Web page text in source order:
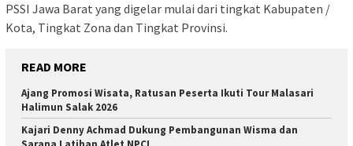
PSSI Jawa Barat yang digelar mulai dari tingkat Kabupaten /
Kota, Tingkat Zona dan Tingkat Provinsi.
READ MORE
Ajang Promosi Wisata, Ratusan Peserta Ikuti Tour Malasari
Halimun Salak 2026
Kajari Denny Achmad Dukung Pembangunan Wisma dan